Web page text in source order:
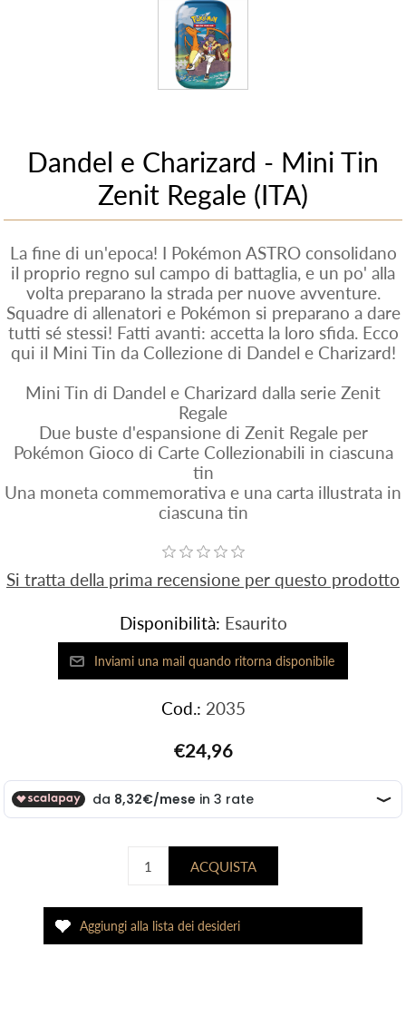
Dandel e Charizard - Mini Tin
Zenit Regale (ITA)
La fine di un'epoca! I Pokémon ASTRO consolidano
il proprio regno sul campo di battaglia, e un po' alla
volta preparano la strada per nuove avventure.
Squadre di allenatori e Pokémon si preparano a dare
tutti sé stessi! Fatti avanti: accetta la loro sfida. Ecco
qui il Mini Tin da Collezione di Dandel e Charizard!
Mini Tin di Dandel e Charizard dalla serie Zenit
Regale
Due buste d'espansione di Zenit Regale per
Pokémon Gioco di Carte Collezionabili in ciascuna
tin
Una moneta commemorativa e una carta illustrata in
ciascuna tin
Si tratta della prima recensione per questo prodotto
Disponibilità: Esaurito
Cod.: 2035
€24,96